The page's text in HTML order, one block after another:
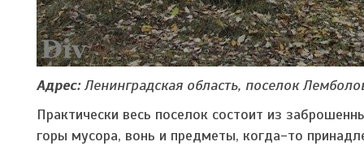
Адрес:Ленинградская область, поселок
Практически весь поселок состоит из
горы мусора, вонь и предметы, когда-то